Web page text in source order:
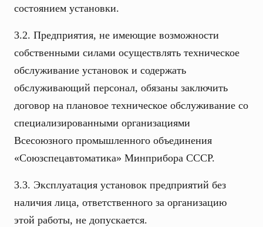
состоянием установки.
3.2. Предприятия, не имеющие возможности
собственными силами осуществлять техническое
обслуживание установок и содержать
обслуживающий персонал, обязаны заключить
договор на плановое техническое обслуживание со
специализированными организациями
Всесоюзного промышленного объединения
«Союзспецавтоматика» Минприбора СССР.
3.3. Эксплуатация установок предприятий без
наличия лица, ответственного за организацию
этой работы, не допускается.